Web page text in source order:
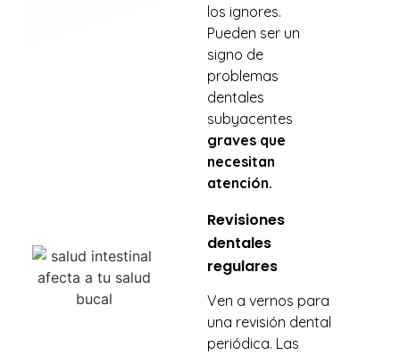
los ignores.
Pueden ser un
signo de
problemas
dentales
subyacentes
graves que
necesitan
atención.
Revisiones
dentales
regulares
Ven a vernos para
una revisión dental
periódica. Las